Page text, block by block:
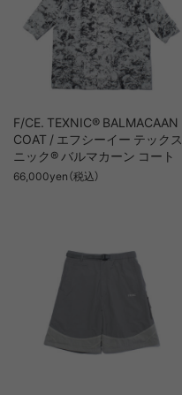
F/CE. TEXNIC® BALMACAAN
COAT / エフシーイー テックス
ニック® バルマカーン コート
66,000yen（税込）